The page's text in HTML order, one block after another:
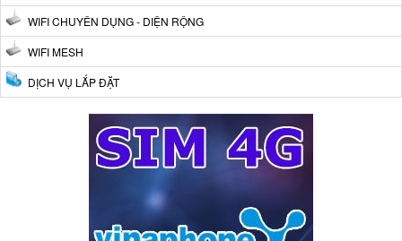
WIFI CHUYÊN DỤNG - DIỆN RỘNG
WIFI MESH
DỊCH VỤ LẮP ĐẶT